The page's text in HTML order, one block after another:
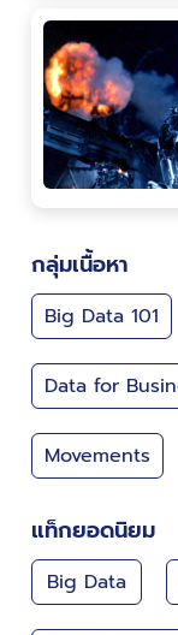
กลุ่มเนื้อหา
Big Data 101
Data for
Movements
แท็กยอดนิยม
Big Data